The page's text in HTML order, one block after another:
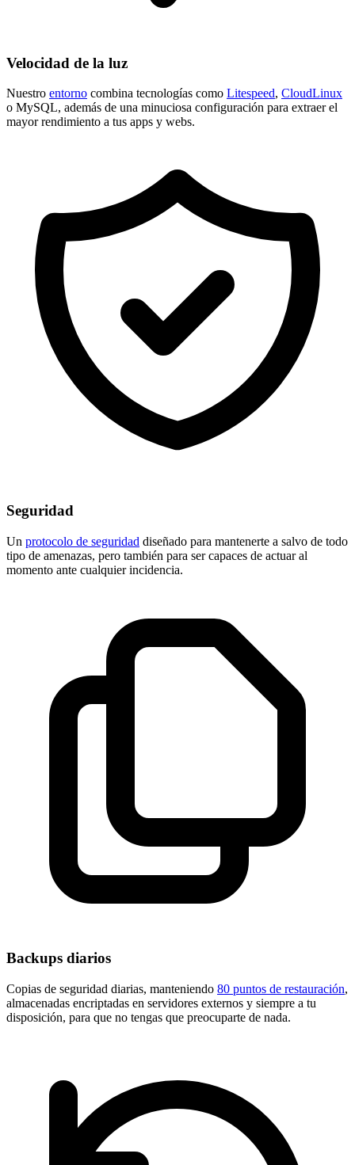
Velocidad de la luz
Nuestro entorno combina tecnologías como Litespeed, CloudLinux
o MySQL, además de una minuciosa configuración para extraer el
mayor rendimiento a tus apps y webs.
Seguridad
Un protocolo de seguridad diseñado para mantenerte a salvo de todo
tipo de amenazas, pero también para ser capaces de actuar al
momento ante cualquier incidencia.
Backups diarios
Copias de seguridad diarias, manteniendo 80 puntos de restauración,
almacenadas encriptadas en servidores externos y siempre a tu
disposición, para que no tengas que preocuparte de nada.